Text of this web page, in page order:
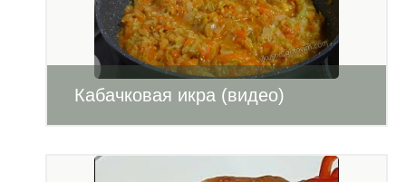
Кабачковая икра (видео)